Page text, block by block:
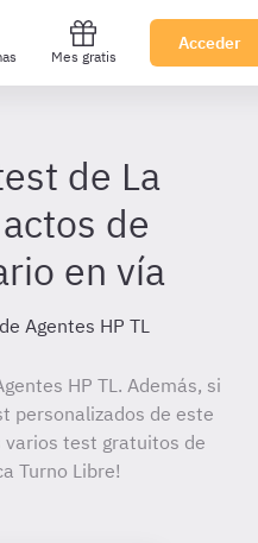
Mes gratis
Acceder
de La
de
en vía
de Agentes HP TL
HP TL. Además, si
personalizados de este
varios test gratuitos de
Turno Libre!